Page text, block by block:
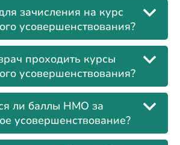
зачисления на курс
усовершенствования?
проходить курсы
усовершенствования?
ли баллы НМО за
усовершенствование?